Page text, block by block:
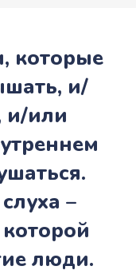
которые
и/
и/или
–
люди.